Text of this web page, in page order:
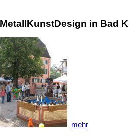
MetallKunstDesign in Bad
mehr